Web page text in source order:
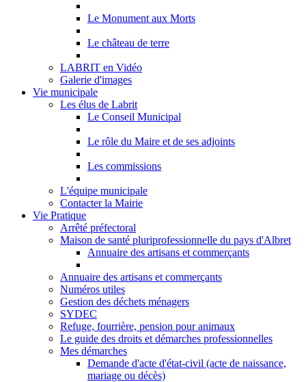
Le Monument aux Morts
Le château de terre
LABRIT en Vidéo
Galerie d'images
Vie municipale
Les élus de Labrit
Le Conseil Municipal
Le rôle du Maire et de ses adjoints
Les commissions
L'équipe municipale
Contacter la Mairie
Vie Pratique
Arrêté préfectoral
Maison de santé pluriprofessionnelle du pays d'Albret
Annuaire des artisans et commerçants
Annuaire des artisans et commerçants
Numéros utiles
Gestion des déchets ménagers
SYDEC
Refuge, fourrière, pension pour animaux
Le guide des droits et démarches professionnelles
Mes démarches
Demande d'acte d'état-civil (acte de naissance,
mariage ou décès)